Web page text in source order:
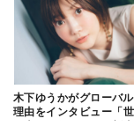
木下ゆうかがグローバ
理由をインタビュー「世